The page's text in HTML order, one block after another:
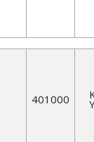
401000